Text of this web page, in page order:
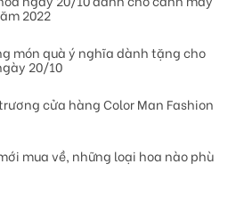
2022
món quà ý nghĩa dành tặng cho
20/10
cửa hàng Color Man Fashion
mua về, những loại hoa nào phù